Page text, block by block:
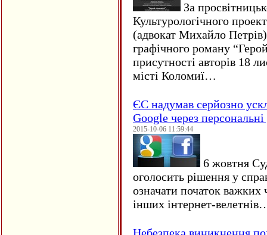
За
Культурологічного
(адвокат Михайло
графічного роману
присутності авторів 18
місті Коломиї…
ЄC надумав серйозно
Google через персональні
2015-10-06 11:59:44
6 жовтня
оголосить рішення у
означати початок важких
інших інтернет-